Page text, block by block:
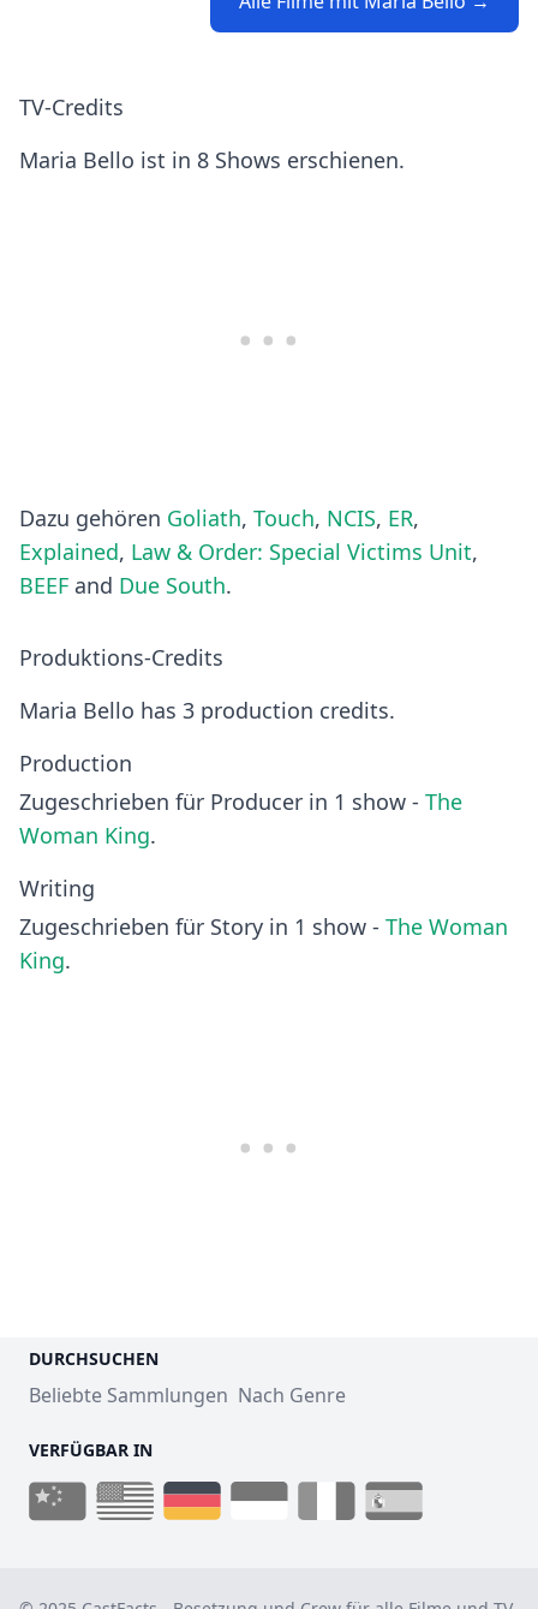
TV-Credits
Maria Bello ist in 8 Shows erschienen.
Dazu gehören Goliath, Touch, NCIS, ER,
Explained, Law & Order: Special Victims Unit,
BEEF and Due South.
Produktions-Credits
Maria Bello has 3 production credits.
Production
Zugeschrieben für Producer in 1 show - The
Woman King.
Writing
Zugeschrieben für Story in 1 show - The Woman
King.
DURCHSUCHEN
Beliebte Sammlungen Nach Genre
VERFÜGBAR IN